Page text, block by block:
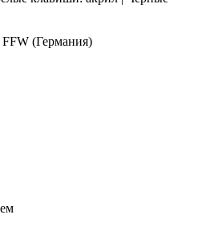
(Германия)